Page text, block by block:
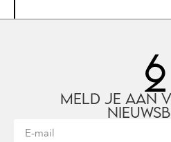
Meld je aan